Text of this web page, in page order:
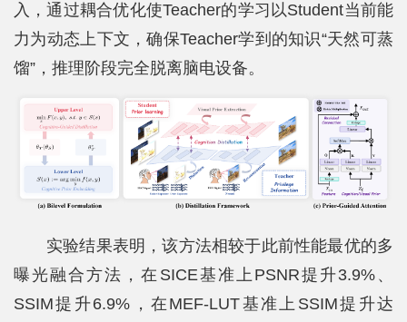
士
校
入，通过耦合优化使Teacher的学习以Student当前能
力为动态上下文，确保Teacher学到的知识“天然可蒸
馏”，推理阶段完全脱离脑电设备。
实验结果表明，该方法相较于此前性能最优的多
曝光融合方法，在SICE基准上PSNR提升3.9%、
SSIM提升6.9%，在MEF-LUT基准上SSIM提升达